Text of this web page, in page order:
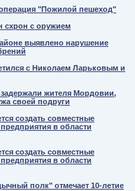
"Пожилой пешеход"
схрон с оружием
выявлено нарушение
с Николаем Ларьковым и
жителя Мордовии,
своей подруги
создать совместные
в области
создать совместные
в области
полк" отмечает 10-летие